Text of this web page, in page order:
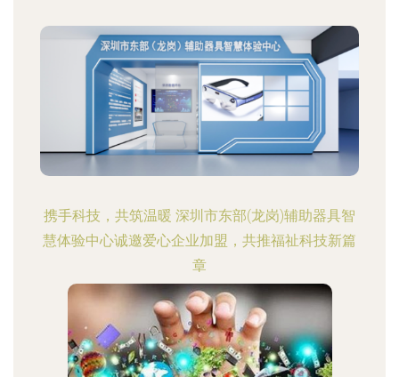
携手科技，共筑温暖 深圳市东部(龙岗)辅助器具智
慧体验中心诚邀爱心企业加盟，共推福祉科技新篇
章